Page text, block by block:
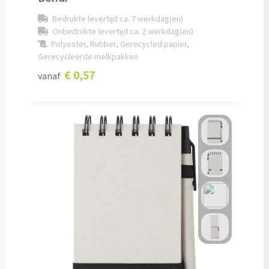
Kleding, Caps & Mutsen
Polo shirts bedrukken
Bedrukte levertijd ca. 7 werkdag(en)
Onbedrukte levertijd ca. 2 werkdag(en)
Polyester, Rubber, Gerecycled papier,
Gerecycleerde melkpakken
vanaf € 0,57